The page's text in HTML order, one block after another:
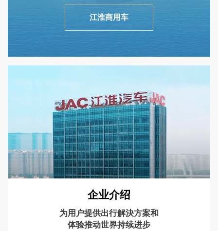
江淮商用车
企业介绍
为用户提供出行解決方案和
体验推动世界持续进步